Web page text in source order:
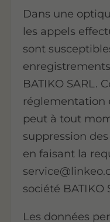
Dans une
les appels
sont
BATIKO SARL.
réglementation
peut à tout
suppression
en faisant la
société BATIKO
Les données